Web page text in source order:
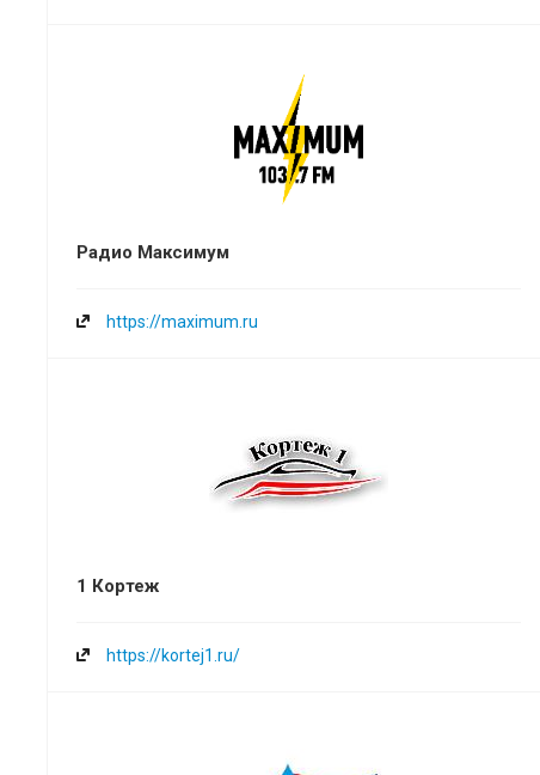
Радио Максимум
https://maximum.ru
1 Кортеж
https://kortej1.ru/